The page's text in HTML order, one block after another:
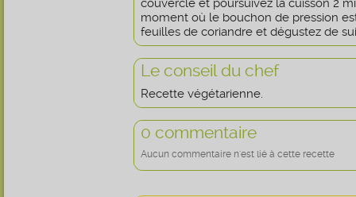
couvercle et poursuivez la cuisson 2
moment où le bouchon de pression
feuilles de coriandre et dégustez de
Le conseil du chef
Recette végétarienne.
0 commentaire
Aucun commentaire n'est lié à cette recette